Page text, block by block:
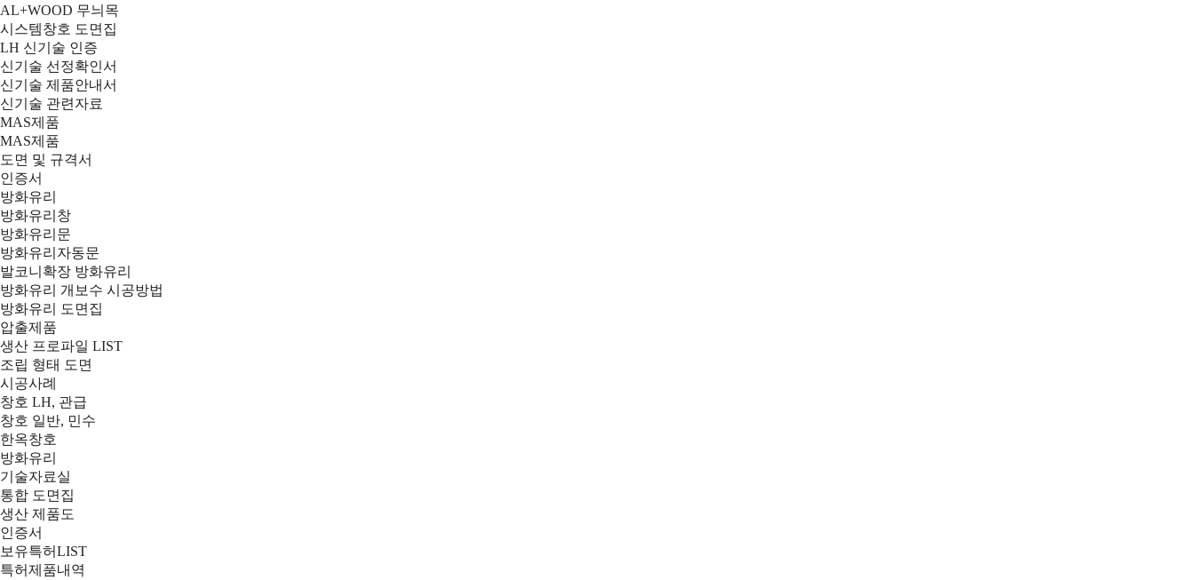
AL+WOOD 무늬목
시스템창호 도면집
LH 신기술 인증
신기술 선정확인서
신기술 제품안내서
신기술 관련자료
MAS제품
MAS제품
도면 및 규격서
인증서
방화유리
방화유리창
방화유리문
방화유리자동문
발코니확장 방화유리
방화유리 개보수 시공방법
방화유리 도면집
압출제품
생산 프로파일 LIST
조립 형태 도면
시공사례
창호 LH, 관급
창호 일반, 민수
한옥창호
방화유리
기술자료실
통합 도면집
생산 제품도
인증서
보유특허LIST
특허제품내역